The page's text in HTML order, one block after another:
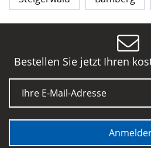
Bestellen Sie jetzt Ihren
E-Mail